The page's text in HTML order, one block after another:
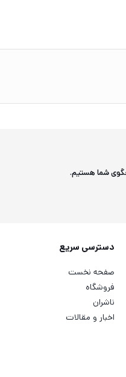
شما هستیم.
دسترسی سریع
صفحه نخست
فروشگاه
ناشران
اخبار و مقالات